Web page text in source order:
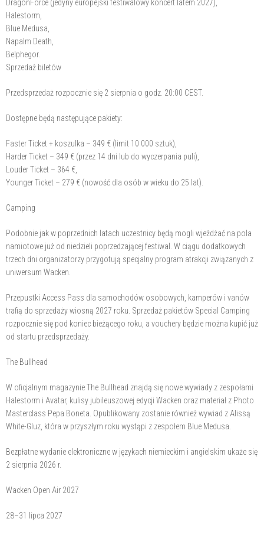
DragonForce (jedyny europejski festiwalowy koncert latem 2027),
Halestorm,
Blue Medusa,
Napalm Death,
Belphegor.
Sprzedaż biletów
Przedsprzedaż rozpocznie się 2 sierpnia o godz. 20:00 CEST.
Dostępne będą następujące pakiety:
Faster Ticket + koszulka – 349 € (limit 10 000 sztuk),
Harder Ticket – 349 € (przez 14 dni lub do wyczerpania puli),
Louder Ticket – 364 €,
Younger Ticket – 279 € (nowość dla osób w wieku do 25 lat).
Camping
Podobnie jak w poprzednich latach uczestnicy będą mogli wjeżdżać na pola
namiotowe już od niedzieli poprzedzającej festiwal. W ciągu dodatkowych
trzech dni organizatorzy przygotują specjalny program atrakcji związanych z
uniwersum Wacken.
Przepustki Access Pass dla samochodów osobowych, kamperów i vanów
trafią do sprzedaży wiosną 2027 roku. Sprzedaż pakietów Special Camping
rozpocznie się pod koniec bieżącego roku, a vouchery będzie można kupić już
od startu przedsprzedaży.
The Bullhead
W oficjalnym magazynie The Bullhead znajdą się nowe wywiady z zespołami
Halestorm i Avatar, kulisy jubileuszowej edycji Wacken oraz materiał z Photo
Masterclass Pepa Boneta. Opublikowany zostanie również wywiad z Alissą
White-Gluz, która w przyszłym roku wystąpi z zespołem Blue Medusa.
Bezpłatne wydanie elektroniczne w językach niemieckim i angielskim ukaże się
2 sierpnia 2026 r.
Wacken Open Air 2027
28–31 lipca 2027